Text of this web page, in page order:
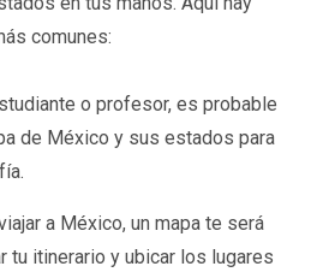
comunes:
o profesor, es probable
de México y sus estados para
a México, un mapa te será
tu itinerario y ubicar los lugares